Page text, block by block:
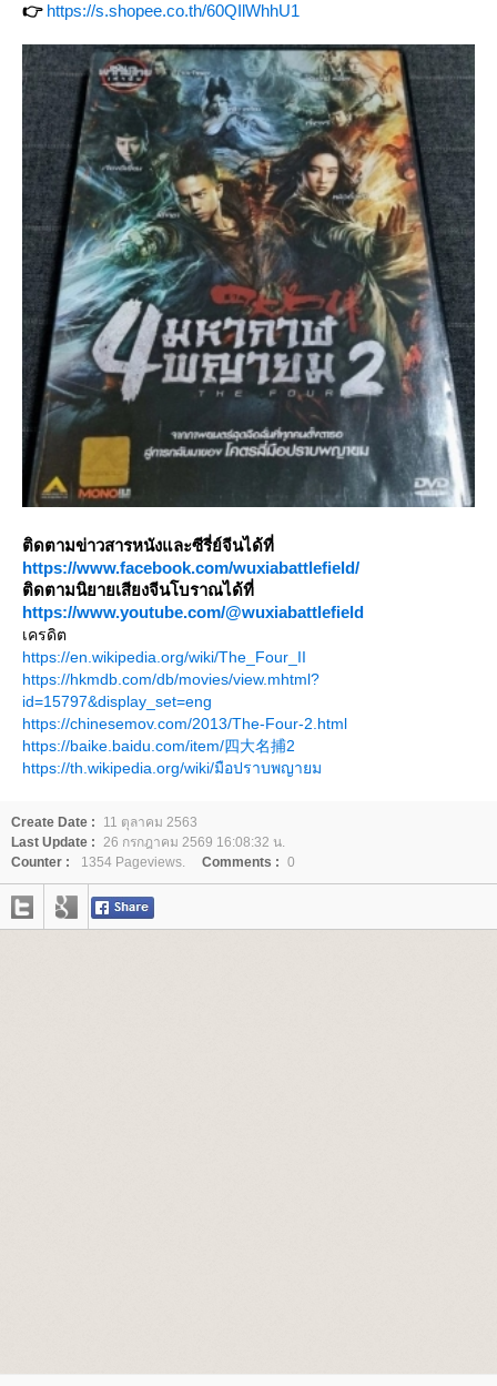
👉 https://s.shopee.co.th/60QIlWhhU1
ติดตามข่าวสารหนังและซีรี่ย์จีนได้ที่
https://www.facebook.com/wuxiabattlefield/
ติดตามนิยายเสียงจีนโบราณได้ที่
https://www.youtube.com/@wuxiabattlefield
เครดิต
https://en.wikipedia.org/wiki/The_Four_II
https://hkmdb.com/db/movies/view.mhtml?
id=15797&display_set=eng
https://chinesemov.com/2013/The-Four-2.html
https://baike.baidu.com/item/四大名捕2
https://th.wikipedia.org/wiki/มือปราบพญายม
Create Date :
11 ตุลาคม 2563
Last Update :
26 กรกฎาคม 2569 16:08:32 น.
Counter :
1354 Pageviews. Comments : 0